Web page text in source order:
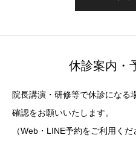
休診案内・
院長講演・研修等で休診になる
確認をお願いいたします。
（Web・LINE予約をご利用くだ